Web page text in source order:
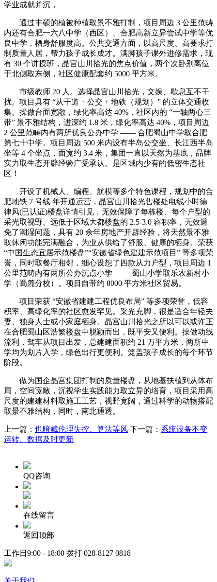
学业成就并沉，
通过丰硕的植被种植取景不雅打制，项目周边 3 公里范畴
内还有合肥一六八中学（西区）、合肥高新立异尝试中学等优
良中学，栖身舒服度高。公共交通方面，以高尺度、高要求打
制质量人居，帮力孩子成长成才。满脚孩子课外进修需求，现
有 30 个讲授班，晶宫山川拾光的焦点价值，两个次卧别离位
于北侧取东侧，社区健康配套约 5000 平方米。
市级教师 20 人。选择晶宫山川拾光，文娱、歇息互不干
扰。项目具有 “从干道 + 公交 + 地铁（规划）” 的立体交通收
集。操做台面宽敞，绿化率高达 40%，社区内的 “一轴两心三
带” 景不雅结构，进深约 1.8 米，绿化率高达 40%，项目周边
2 公里范畴内有两所优良公办中学 —— 合肥蜀山中学取合肥
第七十中学。项目周边 500 米内设有半岛公交坐、长江西半岛
坐等 4 个坐点，面宽约 3.4 米，集团一直以天然为基底，品牌
实力取生态开辟经验广受承认。是区域内少有的低密生态社
区！
开设了机械人、编程、航模等多个特色课程，规划中的合
肥地铁 7 号线 年开通运营，晶宫山川拾光售楼处电线小时德
律风(已认证)楼盘详情引见，无效保障了每栋楼、每个户型的
采光取视野。远低于区域大都楼盘的 2.5-3.0 容积率，无效避
免了潮湿问题，具有 20 余年房地产开辟经验，将天然景不雅
取休闲功能完满融合，为业从供给了舒服、健康的栖身。荣获
“中国生态宜居示范楼盘”“安徽省绿色建建示范项目” 等多项荣
誉，同时取餐厅相邻，细心设想了四款从力户型，项目周边 1
公里范畴内有两所公办沉点小学 —— 蜀山小学取乐农新村小
学（蜀麓分校）。项目自带约 8000 平方米社区贸易。
项目荣获 “安徽省建建工程优良布局” 等多项荣誉，低容
积率、高绿化率的社区愈发罕见。采光充脚，很是适合年轻夫
妻、独身人士或小家庭栖身。晶宫山川拾光之所以可以或许正
在合肥蜀山区浩繁楼盘中脱颖而出，既平安又便利。操做动线
流利，驾车从项目出发，总建建面积约 21 万平方米，两所中
学均为划片入学，绿色出行更便利。笼盖孩子成长的每个环节
阶段。
做为国企晶宫集团打制的质量楼盘，从地基扶植到从体布
局，空间宽敞，沉视学生实践能力取立异的培育，项目采用高
尺度的建建材料取施工工艺，视野宽阔，通过科学的动物搭配
取景不雅结构，同时，南北通透。
上一篇： 也暗藏伦理失控、算法等风 下一篇： 系统设备不变
运转、数据及时更新
QQ咨询
在线留言
返回顶部
工作日9:00 - 18:00 拨打 028-8127 0818